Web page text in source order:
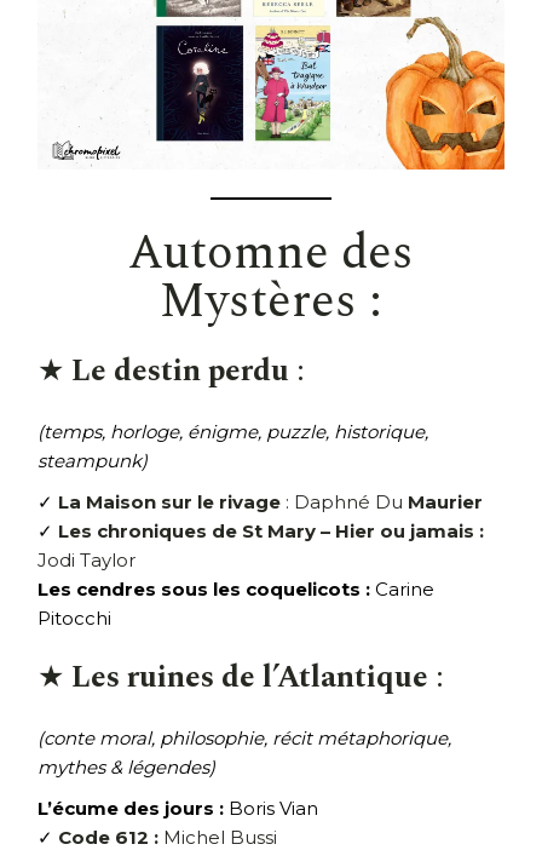
Automne des
Mystères :
★ Le destin perdu :
(temps, horloge, énigme, puzzle, historique,
steampunk)
✓ La Maison sur le rivage : Daphné Du Maurier
✓ Les chroniques de St Mary – Hier ou jamais :
Jodi Taylor
Les cendres sous les coquelicots :Carine
Pitocchi
★ Les ruines de l’Atlantique :
(conte moral, philosophie, récit métaphorique,
mythes & légendes)
L’écume des jours : Boris Vian
✓ Code 612 : Michel Bussi